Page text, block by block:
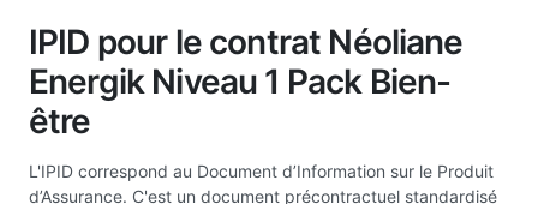
IPID pour le contrat Néoliane
Energik Niveau 1 Pack Bien-
être
L'IPID correspond au Document d’Information sur le Produit
d’Assurance. C'est un document précontractuel standardisé